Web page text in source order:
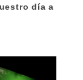
día a